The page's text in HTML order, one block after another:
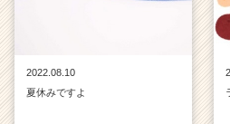
2022.08.10
夏休みですよ